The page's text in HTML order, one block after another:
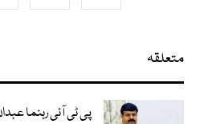
متعلقہ
پی ٹی آئی رہنما